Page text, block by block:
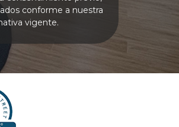
conforme a nuestra
vigente.